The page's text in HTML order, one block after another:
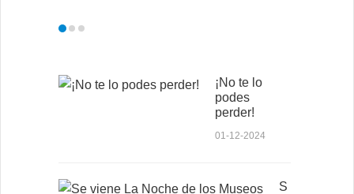
¡No te lo
podes
perder!
01-12-2024
S